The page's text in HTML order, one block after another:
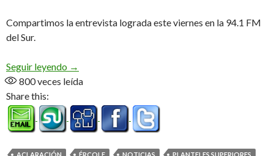
Compartimos la entrevista lograda este viernes en la 94.1 FM
del Sur.
Seguir leyendo «La notificación a los clubes es clara y salió en
→
800veces leída
Share this: